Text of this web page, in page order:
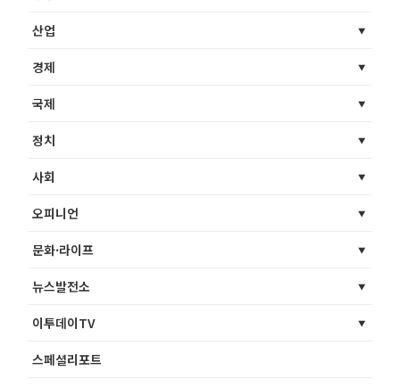
산업
경제
국제
정치
사회
오피니언
문화·라이프
뉴스발전소
이투데이TV
스페셜리포트